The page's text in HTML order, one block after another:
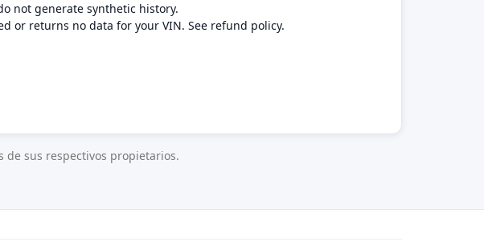
not generate synthetic history.
or returns no data for your VIN. See refund policy.
de sus respectivos propietarios.